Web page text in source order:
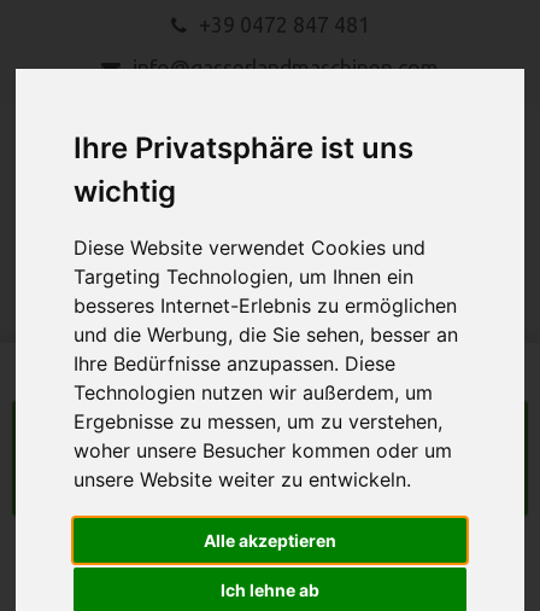
Ihre Privatsphäre ist uns
wichtig
Diese Website verwendet Cookies und
Targeting Technologien, um Ihnen ein
besseres Internet-Erlebnis zu ermöglichen
und die Werbung, die Sie sehen, besser an
Ihre Bedürfnisse anzupassen. Diese
Technologien nutzen wir außerdem, um
Ergebnisse zu messen, um zu verstehen,
woher unsere Besucher kommen oder um
unsere Website weiter zu entwickeln.
Alle akzeptieren
Ich lehne ab
+39 0472 847 481
info@gasserlandmaschinen.com
MENU
LANDMASCHINEN
Suche
Molon